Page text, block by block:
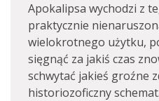
Apokalipsa wychodzi z
praktycznie
wielokrotnego użytku,
sięgnąć za jakiś czas
schwytać jakieś groźne
historiozoficzny